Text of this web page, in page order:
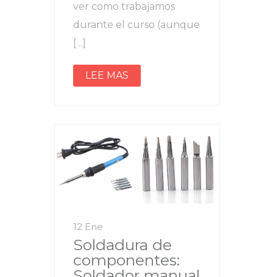
ver como trabajamos
durante el curso (aunque
[…]
LEE MAS
12 Ene
Soldadura de
componentes: